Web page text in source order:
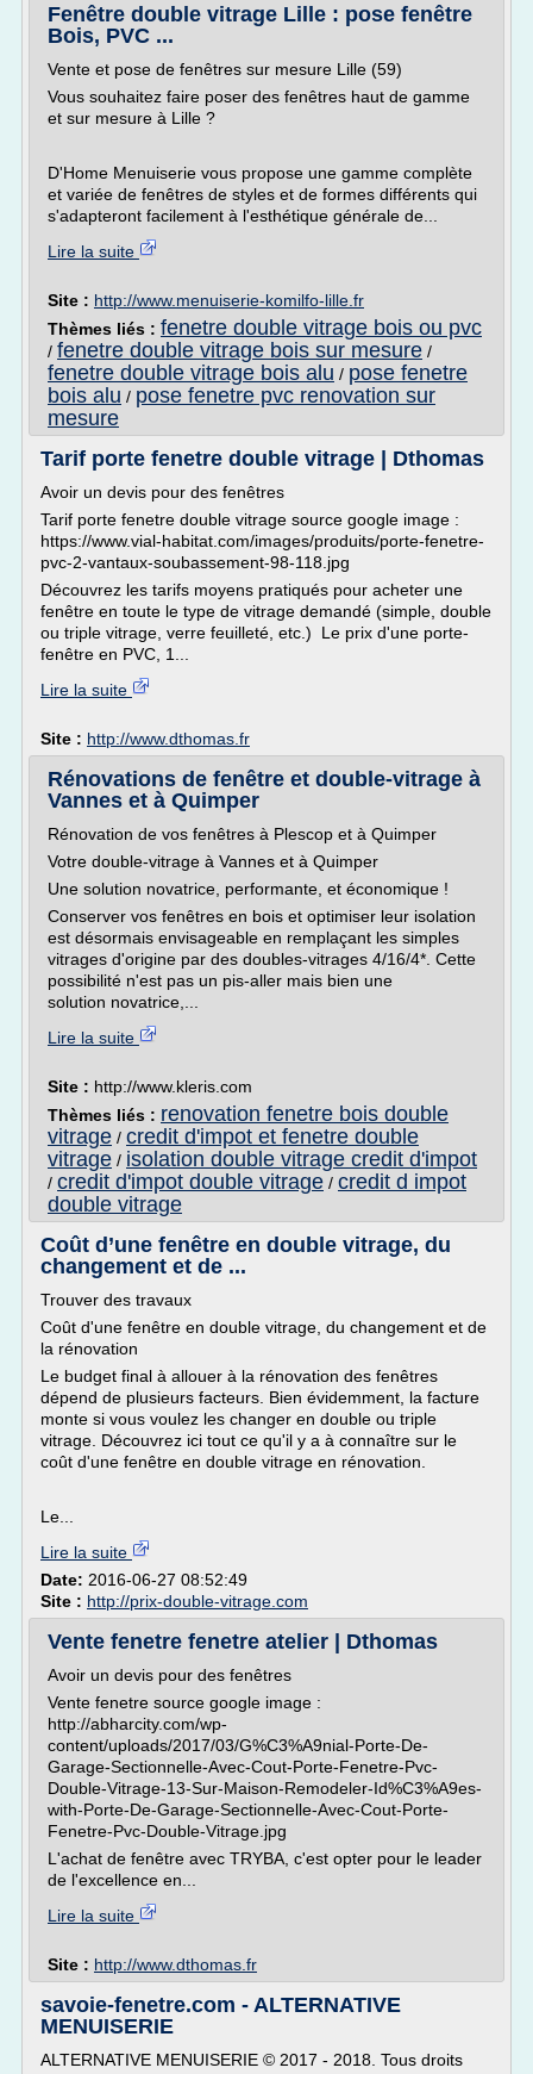
Fenêtre double vitrage Lille : pose fenêtre
Bois, PVC ...
Vente et pose de fenêtres sur mesure Lille (59)
Vous souhaitez faire poser des fenêtres haut de gamme
et sur mesure à Lille ?
D'Home Menuiserie vous propose une gamme complète
et variée de fenêtres de styles et de formes différents qui
s'adapteront facilement à l'esthétique générale de...
Lire la suite
Site : http://www.menuiserie-komilfo-lille.fr
Thèmes liés : fenetre double vitrage bois ou pvc
/ fenetre double vitrage bois sur mesure /
fenetre double vitrage bois alu / pose fenetre
bois alu / pose fenetre pvc renovation sur
mesure
Tarif porte fenetre double vitrage | Dthomas
Avoir un devis pour des fenêtres
Tarif porte fenetre double vitrage source google image :
https://www.vial-habitat.com/images/produits/porte-fenetre-
pvc-2-vantaux-soubassement-98-118.jpg
Découvrez les tarifs moyens pratiqués pour acheter une
fenêtre en toute le type de vitrage demandé (simple, double
ou triple vitrage, verre feuilleté, etc.) Le prix d'une porte-
fenêtre en PVC, 1...
Lire la suite
Site : http://www.dthomas.fr
Rénovations de fenêtre et double-vitrage à
Vannes et à Quimper
Rénovation de vos fenêtres à Plescop et à Quimper
Votre double-vitrage à Vannes et à Quimper
Une solution novatrice, performante, et économique !
Conserver vos fenêtres en bois et optimiser leur isolation
est désormais envisageable en remplaçant les simples
vitrages d'origine par des doubles-vitrages 4/16/4*. Cette
possibilité n'est pas un pis-aller mais bien une
solution novatrice,...
Lire la suite
Site : http://www.kleris.com
Thèmes liés : renovation fenetre bois double
vitrage / credit d'impot et fenetre double
vitrage / isolation double vitrage credit d'impot
/ credit d'impot double vitrage / credit d impot
double vitrage
Coût d’une fenêtre en double vitrage, du
changement et de ...
Trouver des travaux
Coût d'une fenêtre en double vitrage, du changement et de
la rénovation
Le budget final à allouer à la rénovation des fenêtres
dépend de plusieurs facteurs. Bien évidemment, la facture
monte si vous voulez les changer en double ou triple
vitrage. Découvrez ici tout ce qu'il y a à connaître sur le
coût d'une fenêtre en double vitrage en rénovation.
Le...
Lire la suite
Date: 2016-06-27 08:52:49
Site : http://prix-double-vitrage.com
Vente fenetre fenetre atelier | Dthomas
Avoir un devis pour des fenêtres
Vente fenetre source google image :
http://abharcity.com/wp-
content/uploads/2017/03/G%C3%A9nial-Porte-De-
Garage-Sectionnelle-Avec-Cout-Porte-Fenetre-Pvc-
Double-Vitrage-13-Sur-Maison-Remodeler-Id%C3%A9es-
with-Porte-De-Garage-Sectionnelle-Avec-Cout-Porte-
Fenetre-Pvc-Double-Vitrage.jpg
L'achat de fenêtre avec TRYBA, c'est opter pour le leader
de l'excellence en...
Lire la suite
Site : http://www.dthomas.fr
savoie-fenetre.com - ALTERNATIVE
MENUISERIE
ALTERNATIVE MENUISERIE © 2017 - 2018. Tous droits